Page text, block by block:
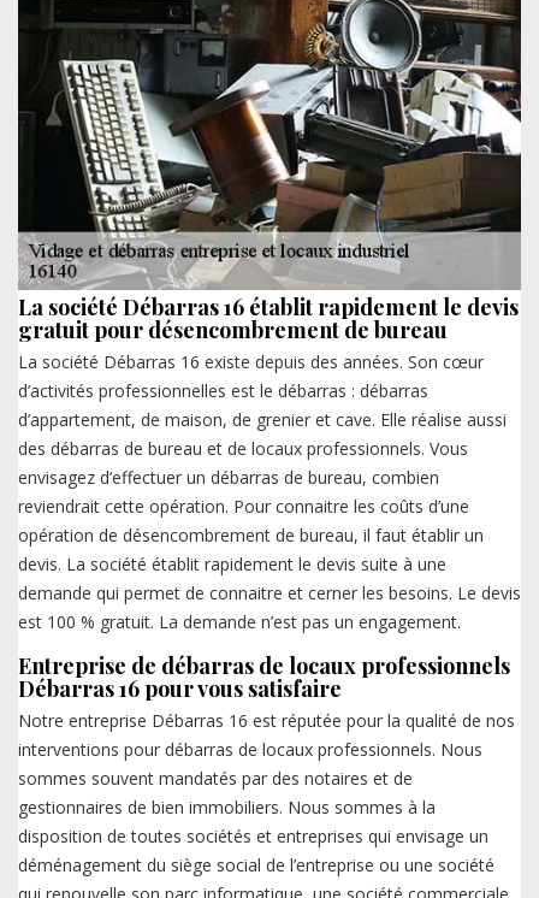
La société Débarras 16 établit rapidement le devis
gratuit pour désencombrement de bureau
La société Débarras 16 existe depuis des années. Son cœur
d’activités professionnelles est le débarras : débarras
d’appartement, de maison, de grenier et cave. Elle réalise aussi
des débarras de bureau et de locaux professionnels. Vous
envisagez d’effectuer un débarras de bureau, combien
reviendrait cette opération. Pour connaitre les coûts d’une
opération de désencombrement de bureau, il faut établir un
devis. La société établit rapidement le devis suite à une
demande qui permet de connaitre et cerner les besoins. Le devis
est 100 % gratuit. La demande n’est pas un engagement.
Entreprise de débarras de locaux professionnels
Débarras 16 pour vous satisfaire
Notre entreprise Débarras 16 est réputée pour la qualité de nos
interventions pour débarras de locaux professionnels. Nous
sommes souvent mandatés par des notaires et de
gestionnaires de bien immobiliers. Nous sommes à la
disposition de toutes sociétés et entreprises qui envisage un
déménagement du siège social de l’entreprise ou une société